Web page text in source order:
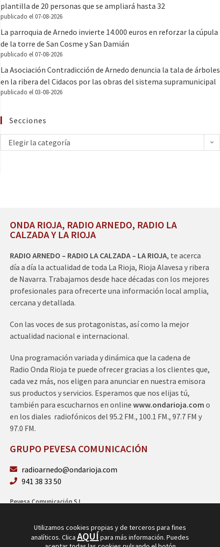
plantilla de 20 personas que se ampliará hasta 32
publicado el 07-08-2026
La parroquia de Arnedo invierte 14.000 euros en reforzar la cúpula
de la torre de San Cosme y San Damián
publicado el 07-08-2026
La Asociación Contradicción de Arnedo denuncia la tala de árboles
en la ribera del Cidacos por las obras del sistema supramunicipal
publicado el 03-08-2026
Secciones
Elegir la categoría
ONDA RIOJA, RADIO ARNEDO, RADIO LA
CALZADA Y LA RIOJA
RADIO ARNEDO – RADIO LA CALZADA – LA RIOJA, te acerca
día a día la actualidad de toda La Rioja, Rioja Alavesa y ribera
de Navarra. Trabajamos desde hace décadas con los mejores
profesionales para ofrecerte una información local amplia,
cercana y detallada.
Con las voces de sus protagonistas, así como la mejor
actualidad nacional e internacional.
Una programación variada y dinámica que la cadena de
Radio Onda Rioja te puede ofrecer gracias a los clientes que,
cada vez más, nos eligen para anunciar en nuestra emisora
sus productos y servicios. Esperamos que nos elijas tú,
también para escucharnos en online www.ondarioja.com o
en los diales radiofónicos del 95.2 FM., 100.1 FM., 97.7 FM y
97.0 FM.
GRUPO PEVESA COMUNICACIÓN
radioarnedo@ondarioja.com
941 38 33 50
Pevesa Comunicación S.L.
Utilizamos cookies propias y de terceros para fines
analíticos. Clica AQUÍpara más información. Puedes